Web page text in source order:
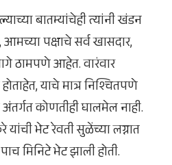
बातम्यांचेही त्यांनी खंडन
पक्षाचे सर्व खासदार,
ठामपणे आहेत. वारंवार
याचे मात्र निश्चितपणे
कोणतीही घालमेल नाही.
भेट रेवती सुळेंच्या लग्नात
मिनिटे भेट झाली होती.